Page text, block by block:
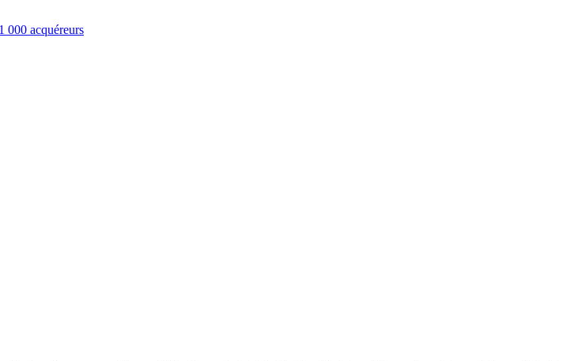
000 acquéreurs